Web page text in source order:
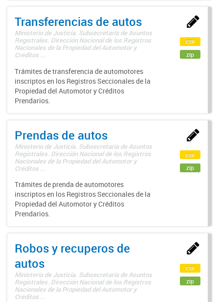
Transferencias de autos
Ministerio de Justicia. Subsecretaría de Asuntos
Registrales. Dirección Nacional de los Registros
Nacionales de la Propiedad del Automotor y
Créditos ...
Trámites de transferencia de automotores
inscriptos en los Registros Seccionales de la
Propiedad del Automotor y Créditos
Prendarios.
csv
zip
Prendas de autos
Ministerio de Justicia. Subsecretaría de Asuntos
Registrales. Dirección Nacional de los Registros
Nacionales de la Propiedad del Automotor y
Créditos ...
Trámites de prenda de automotores
inscriptos en los Registros Seccionales de la
Propiedad del Automotor y Créditos
Prendarios.
csv
zip
Robos y recuperos de
autos
Ministerio de Justicia. Subsecretaría de Asuntos
Registrales. Dirección Nacional de los Registros
Nacionales de la Propiedad del Automotor y
Créditos ...
csv
zip